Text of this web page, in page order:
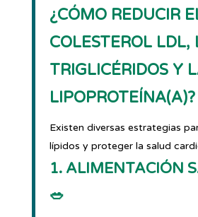
¿CÓMO REDUCIR
COLESTEROL LDL,
TRIGLICÉRIDOS Y
Existen diversas estrategias
lípidos y proteger la salud
1. ALIMENTACIÓN
🥗